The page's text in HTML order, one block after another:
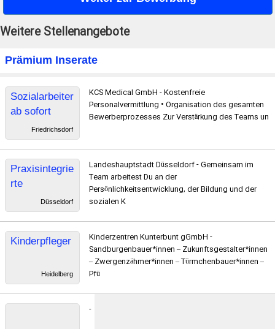
Weitere Stellenangebote
Prämium Inserate
Sozialarbeiter
ab sofort
gesuchtFriedrichsdorf
KCS Medical GmbH - Kostenfreie
Personalvermittlung • Organisation des gesamten
Bewerberprozesses Zur Verstärkung des Teams un
Praxisintegrie
rte
Ausbildung
Kinderpfleger
Düsseldorf
Landeshauptstadt Düsseldorf - Gemeinsam im
Team arbeitest Du an der
Persönlichkeitsentwicklung, der Bildung und der
sozialen K
Kinderpfleger
Heidelberg
Kinderzentren Kunterbunt gGmbH -
Sandburgenbauer*innen – Zukunftsgestalter*innen
– Zwergenzähmer*innen – Türmchenbauer*innen –
Pfü
-